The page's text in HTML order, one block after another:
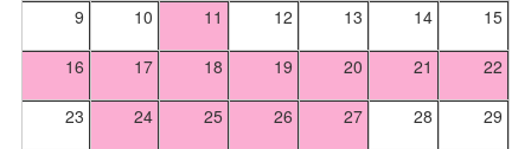
9 10 11 12 13 14 15
16 17 18 19 20 21 22
23 24 25 26 27 28 29